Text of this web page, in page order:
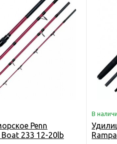
Penn
Boat 233 12-20lb
В